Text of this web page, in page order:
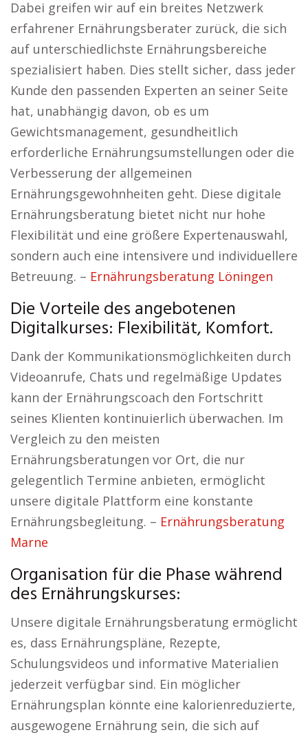
Dabei greifen wir auf ein breites Netzwerk
erfahrener Ernährungsberater zurück, die sich
auf unterschiedlichste Ernährungsbereiche
spezialisiert haben. Dies stellt sicher, dass jeder
Kunde den passenden Experten an seiner Seite
hat, unabhängig davon, ob es um
Gewichtsmanagement, gesundheitlich
erforderliche Ernährungsumstellungen oder die
Verbesserung der allgemeinen
Ernährungsgewohnheiten geht. Diese digitale
Ernährungsberatung bietet nicht nur hohe
Flexibilität und eine größere Expertenauswahl,
sondern auch eine intensivere und individuellere
Betreuung. – Ernährungsberatung Löningen
Die Vorteile des angebotenen
Digitalkurses: Flexibilität, Komfort.
Dank der Kommunikationsmöglichkeiten durch
Videoanrufe, Chats und regelmäßige Updates
kann der Ernährungscoach den Fortschritt
seines Klienten kontinuierlich überwachen. Im
Vergleich zu den meisten
Ernährungsberatungen vor Ort, die nur
gelegentlich Termine anbieten, ermöglicht
unsere digitale Plattform eine konstante
Ernährungsbegleitung. – Ernährungsberatung
Marne
Organisation für die Phase während
des Ernährungskurses:
Unsere digitale Ernährungsberatung ermöglicht
es, dass Ernährungspläne, Rezepte,
Schulungsvideos und informative Materialien
jederzeit verfügbar sind. Ein möglicher
Ernährungsplan könnte eine kalorienreduzierte,
ausgewogene Ernährung sein, die sich auf